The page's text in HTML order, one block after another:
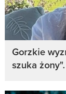
Gorzkie
szuka